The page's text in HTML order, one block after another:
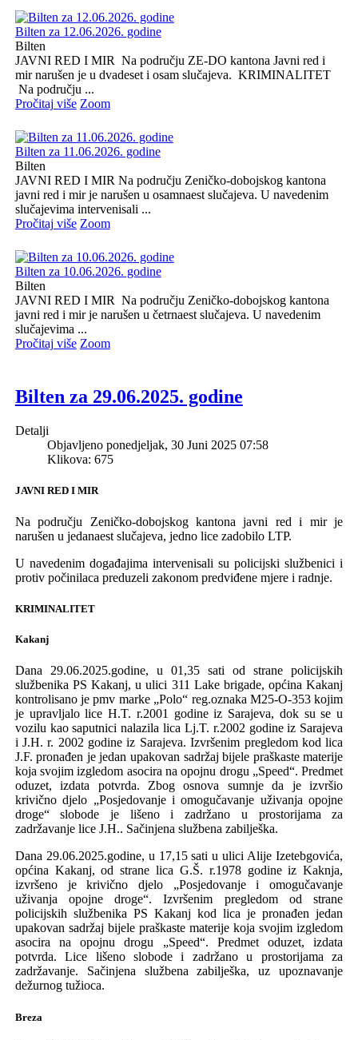
Bilten za 12.06.2026. godine
Bilten
JAVNI RED I MIR Na području ZE-DO kantona Javni red i
mir narušen je u dvadeset i osam slučajeva. KRIMINALITET
Na području ...
Pročitaj više Zoom
Bilten za 11.06.2026. godine
Bilten
JAVNI RED I MIR Na području Zeničko-dobojskog kantona
javni red i mir je narušen u osamnaest slučajeva. U navedenim
slučajevima intervenisali ...
Pročitaj više Zoom
Bilten za 10.06.2026. godine
Bilten
JAVNI RED I MIR Na području Zeničko-dobojskog kantona
javni red i mir je narušen u četrnaest slučajeva. U navedenim
slučajevima ...
Pročitaj više Zoom
Bilten za 29.06.2025. godine
Detalji
Objavljeno ponedjeljak, 30 Juni 2025 07:58
Klikova: 675
JAVNI RED I MIR
Na području Zeničko-dobojskog kantona javni red i mir je
narušen u jedanaest slučajeva, jedno lice zadobilo LTP.
U navedenim događajima intervenisali su policijski službenici i
protiv počinilaca preduzeli zakonom predviđene mjere i radnje.
KRIMINALITET
Kakanj
Dana 29.06.2025.godine, u 01,35 sati od strane policijskih
službenika PS Kakanj, u ulici 311 Lake brigade, općina Kakanj
kontrolisano je pmv marke „Polo“ reg.oznaka M25-O-353 kojim
je upravljalo lice H.T. r.2001 godine iz Sarajeva, dok su se u
vozilu kao saputnici nalazila lica Lj.T. r.2002 godine iz Sarajeva
i J.H. r. 2002 godine iz Sarajeva. Izvršenim pregledom kod lica
J.F. pronađen je jedan upakovan sadržaj bijele praškaste materije
koja svojim izgledom asocira na opojnu drogu „Speed“. Predmet
oduzet, izdata potvrda. Zbog osnova sumnje da je izvršio
krivično djelo „Posjedovanje i omogučavanje uživanja opojne
droge“ slobode je lišeno i zadržano u prostorijama za
zadržavanje lice J.H.. Sačinjena službena zabilješka.
Dana 29.06.2025.godine, u 17,15 sati u ulici Alije Izetebgovića,
općina Kakanj, od strane lica G.Š. r.1978 godine iz Kaknja,
izvršeno je krivično djelo „Posjedovanje i omogučavanje
uživanja opojne droge“. Izvršenim pregledom od strane
policijskih službenika PS Kakanj kod lica je pronađen jedan
upakovan sadržaj bijele praškaste materije koja svojim izgledom
asocira na opojnu drogu „Speed“. Predmet oduzet, izdata
potvrda. Lice lišeno slobode i zadržano u prostorijama za
zadržavanje. Sačinjena službena zabilješka, uz upoznavanje
dežurnog tužioca.
Breza